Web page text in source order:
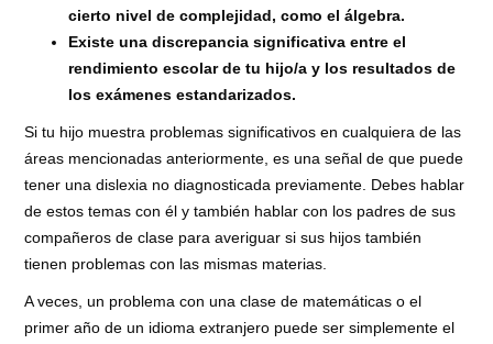
cierto nivel de complejidad, como el álgebra.
Existe una discrepancia significativa entre el
rendimiento escolar de tu hijo/a y los resultados de
los exámenes estandarizados.
Si tu hijo muestra problemas significativos en cualquiera de las
áreas mencionadas anteriormente, es una señal de que puede
tener una dislexia no diagnosticada previamente. Debes hablar
de estos temas con él y también hablar con los padres de sus
compañeros de clase para averiguar si sus hijos también
tienen problemas con las mismas materias.
A veces, un problema con una clase de matemáticas o el
primer año de un idioma extranjero puede ser simplemente el